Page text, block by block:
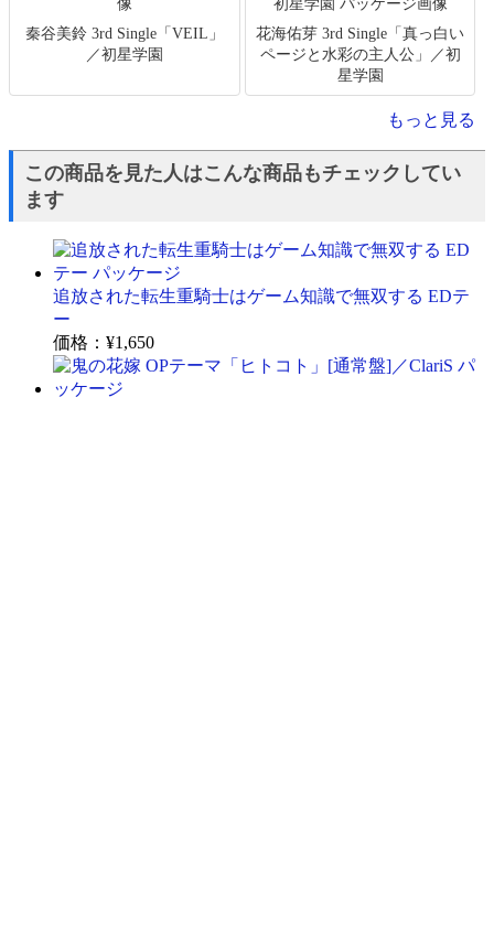
秦谷美鈴 3rd Single「VEIL」
／初星学園
花海佑芽 3rd Single「真っ白い
ページと水彩の主人公」／初
星学園
もっと見る
この商品を見た人はこんな商品もチェックしてい
ます
追放された転生重騎士はゲーム知識で無双する EDテ
ー
価格： ¥1,650